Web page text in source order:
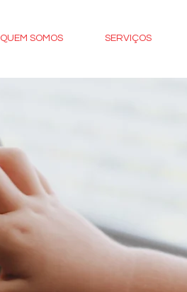
QUEM SOMOS SERVIÇOS